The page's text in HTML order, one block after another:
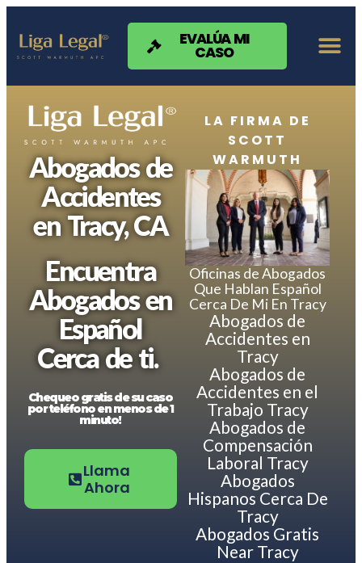
Nota:
sitio
web
accesibilidad.
EVALÚA MI
CASO
Abogados de
Accidentes
en Tracy, CA
Encuentra
Abogados en
Español
Cerca de ti.
Chequeo gratis de su caso
por teléfono en menos de 1
minuto!
Llama
Ahora
LA FIRMA DE
SCOTT
WARMUTH
Oficinas de Abogados
Que Hablan Español
Cerca De Mi En Tracy
Abogados de
Accidentes en
Tracy
Abogados de
Accidentes en el
Trabajo Tracy
Abogados de
Compensación
Laboral Tracy
Abogados
Hispanos Cerca De
Tracy
Abogados Gratis
Near Tracy